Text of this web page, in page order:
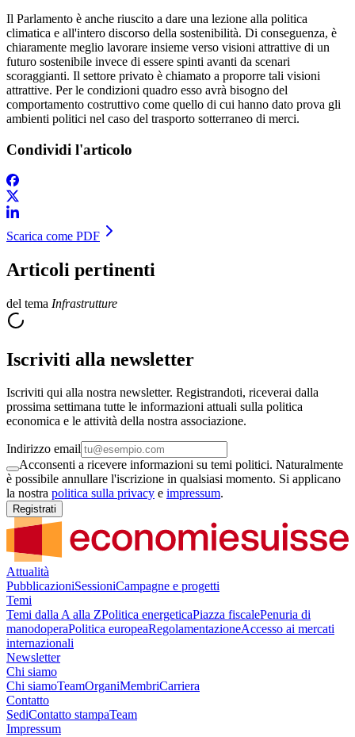
Il Parlamento è anche riuscito a dare una lezione alla politica
climatica e all'intero discorso della sostenibilità. Di conseguenza, è
chiaramente meglio lavorare insieme verso visioni attrattive di un
futuro sostenibile invece di essere spinti avanti da scenari
scoraggianti. Il settore privato è chiamato a proporre tali visioni
attrattive. Per le condizioni quadro esso avrà bisogno del
comportamento costruttivo come quello di cui hanno dato prova gli
ambienti politici nel caso del trasporto sotterraneo di merci.
Condividi l'articolo
Scarica come PDF
Articoli pertinenti
del tema Infrastrutture
Iscriviti alla newsletter
Iscriviti qui alla nostra newsletter. Registrandoti, riceverai dalla
prossima settimana tutte le informazioni attuali sulla politica
economica e le attività della nostra associazione.
Indirizzo email
Acconsenti a ricevere informazioni su temi politici. Naturalmente
è possibile annullare l'iscrizione in qualsiasi momento. Si applicano
la nostra politica sulla privacy e impressum.
Registrati
Attualità
PubblicazioniSessioniCampagne e progetti
Temi
Temi dalla A alla ZPolitica energeticaPiazza fiscalePenuria di
manodoperaPolitica europeaRegolamentazioneAccesso ai mercati
internazionali
Newsletter
Chi siamo
Chi siamoTeamOrganiMembriCarriera
Contatto
SediContatto stampaTeam
Impressum